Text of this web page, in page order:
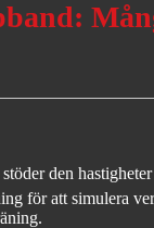
den
för att simulera